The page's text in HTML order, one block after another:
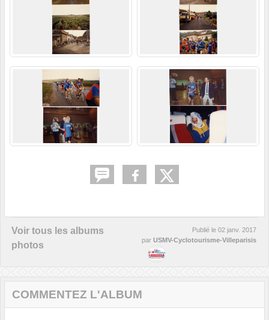
Voir tous les albums
photos
Publié le 02 janv. 2017
par USMV-Cyclotourisme-Villeparisis
COMMENTEZ L'ALBUM